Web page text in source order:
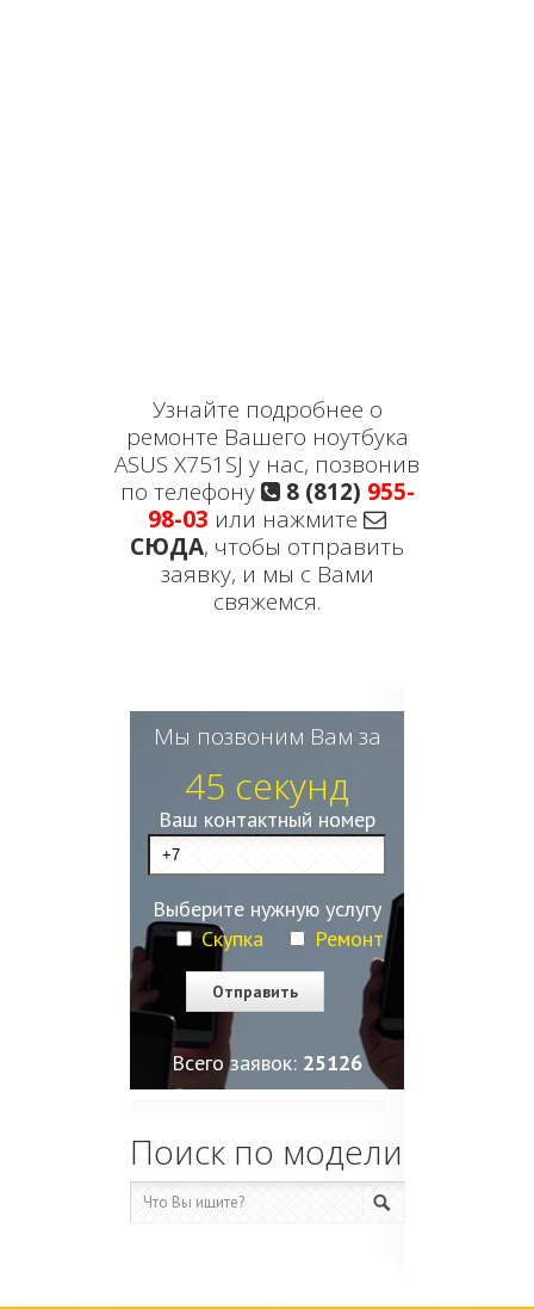
Узнайте подробнее о
ремонте Вашего ноутбука
ASUS X751SJ у нас, позвонив
по телефону
8 (812) 955-
98-03 или нажмите
СЮДА, чтобы отправить
заявку, и мы с Вами
свяжемся.
Мы позвоним Вам за
45 секунд
Ваш контактный номер
Выберите нужную услугу
Скупка
Ремонт
Всего заявок: 25130
Поиск по модели